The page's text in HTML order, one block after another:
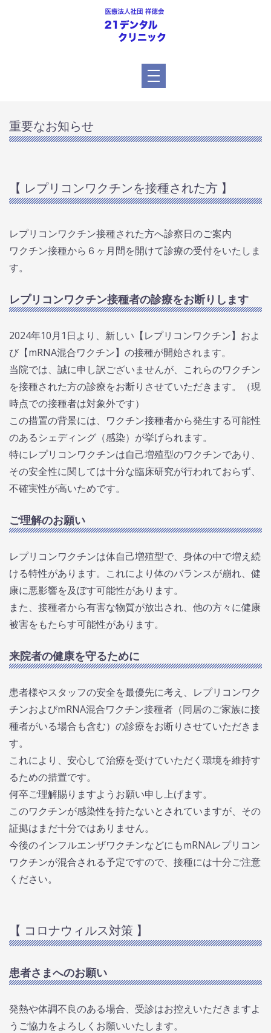
重要なお知らせ
【 レプリコンワクチンを接種された方 】
レプリコンワクチン接種された方へ診察日のご案内
ワクチン接種から６ヶ月間を開けて診療の受付をいたしま
す。
レプリコンワクチン接種者の診療をお断りします
2024年10月1日より、新しい【レプリコンワクチン】およ
び【mRNA混合ワクチン】の接種が開始されます。
当院では、誠に申し訳ございませんが、これらのワクチン
を接種された方の診療をお断りさせていただきます。（現
時点での接種者は対象外です）
この措置の背景には、ワクチン接種者から発生する可能性
のあるシェディング（感染）が挙げられます。
特にレプリコンワクチンは自己増殖型のワクチンであり、
その安全性に関しては十分な臨床研究が行われておらず、
不確実性が高いためです。
ご理解のお願い
レプリコンワクチンは体自己増殖型で、身体の中で増え続
ける特性があります。これにより体のバランスが崩れ、健
康に悪影響を及ぼす可能性があります。
また、接種者から有害な物質が放出され、他の方々に健康
被害をもたらす可能性があります。
来院者の健康を守るために
患者様やスタッフの安全を最優先に考え、レプリコンワク
チンおよびmRNA混合ワクチン接種者（同居のご家族に接
種者がいる場合も含む）の診療をお断りさせていただきま
す。
これにより、安心して治療を受けていただく環境を維持す
るための措置です。
何卒ご理解賜りますようお願い申し上げます。
このワクチンが感染性を持たないとされていますが、その
証拠はまだ十分ではありません。
今後のインフルエンザワクチンなどにもmRNAレプリコン
ワクチンが混合される予定ですので、接種には十分ご注意
ください。
【 コロナウィルス対策 】
患者さまへのお願い
発熱や体調不良のある場合、受診はお控えいただきますよ
うご協力をよろしくお願いいたします。